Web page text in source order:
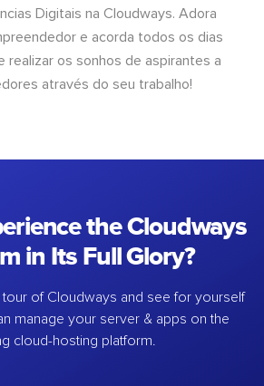
Digitais na Cloudways. Adora
e acorda todos os dias
realizar os sonhos de aspirantes a
através do seu trabalho!
the Cloudways
in Its Full Glory?
tour of Cloudways and see for yourself
manage your server & apps on the
cloud-hosting platform.